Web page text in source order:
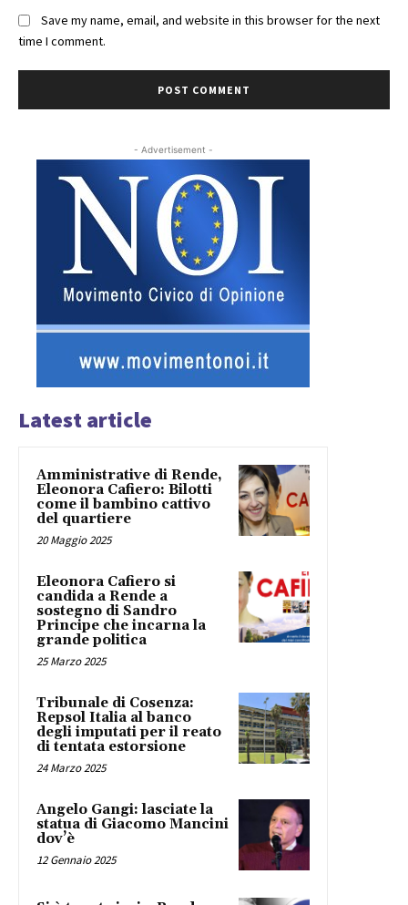
Save my name, email, and website in this browser for the next
time I comment.
- Advertisement -
Latest article
Amministrative di Rende,
Eleonora Cafiero: Bilotti
come il bambino cattivo
del quartiere
20 Maggio 2025
Eleonora Cafiero si
candida a Rende a
sostegno di Sandro
Principe che incarna la
grande politica
25 Marzo 2025
Tribunale di Cosenza:
Repsol Italia al banco
degli imputati per il reato
di tentata estorsione
24 Marzo 2025
Angelo Gangi: lasciate la
statua di Giacomo Mancini
dov’è
12 Gennaio 2025